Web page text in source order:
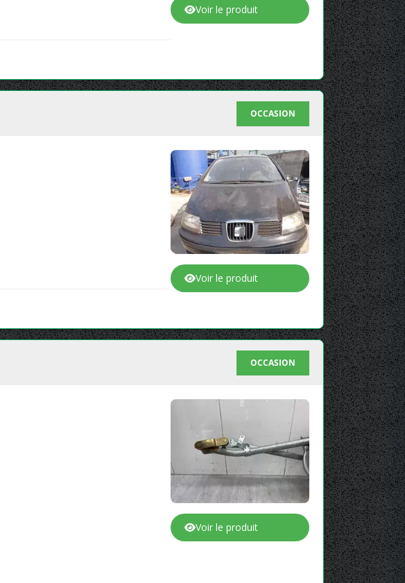
Voir le produit
OCCASION
Voir le produit
OCCASION
Voir le produit